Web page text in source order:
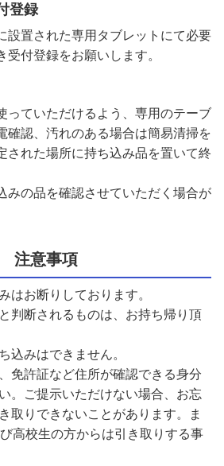
登録
設置された専用タブレットにて必要
付登録をお願いします。
っていただけるよう、専用のテーブ
確認、汚れのある場合は簡易清掃を
された場所に持ち込み品を置いて終
みの品を確認させていただく場合が
注意事項
はお断りしております。
判断されるものは、お持ち帰り頂
込みはできません。
免許証など住所が確認できる身分
。ご提示いただけない場合、お忘
取りできないことがあります。ま
高校生の方からは引き取りする事